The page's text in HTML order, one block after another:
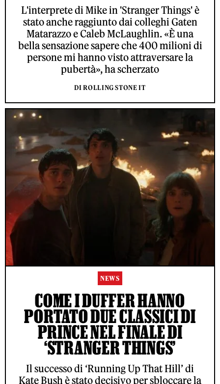
L'interprete di Mike in 'Stranger Things' è
stato anche raggiunto dai colleghi Gaten
Matarazzo e Caleb McLaughlin. «È una
bella sensazione sapere che 400 milioni di
persone mi hanno visto attraversare la
pubertà», ha scherzato
DI ROLLING STONE IT
NEWS
COME I DUFFER HANNO
PORTATO DUE CLASSICI DI
PRINCE NEL FINALE DI
‘STRANGER THINGS’
Il successo di ‘Running Up That Hill’ di
Kate Bush è stato decisivo per sbloccare la